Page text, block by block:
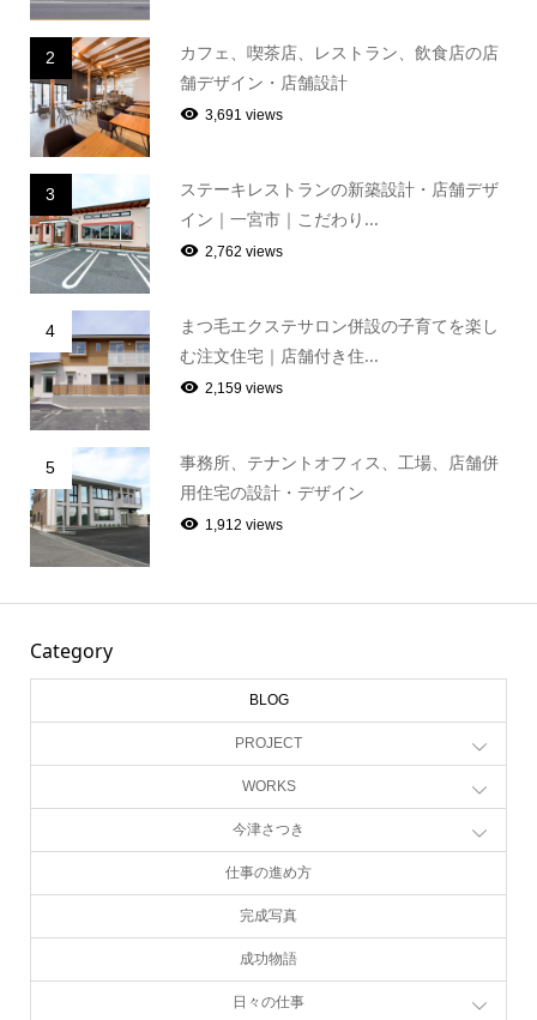
2
カフェ、喫茶店、レストラン、飲食店の店
舗デザイン・店舗設計
3,691 views
3
ステーキレストランの新築設計・店舗デザ
イン｜一宮市｜こだわり...
2,762 views
4
まつ毛エクステサロン併設の子育てを楽し
む注文住宅｜店舗付き住...
2,159 views
5
事務所、テナントオフィス、工場、店舗併
用住宅の設計・デザイン
1,912 views
Category
BLOG
PROJECT
WORKS
今津さつき
仕事の進め方
完成写真
成功物語
日々の仕事